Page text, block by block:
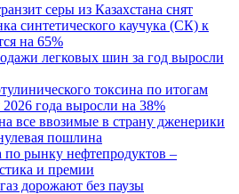
серы из Казахстана снят
синтетического каучука (СК) к
на 65%
легковых шин за год выросли
токсина по итогам
года выросли на 38%
все ввозимые в страну дженерики
пошлина
по рынку нефтепродуктов –
и премии
дорожают без паузы